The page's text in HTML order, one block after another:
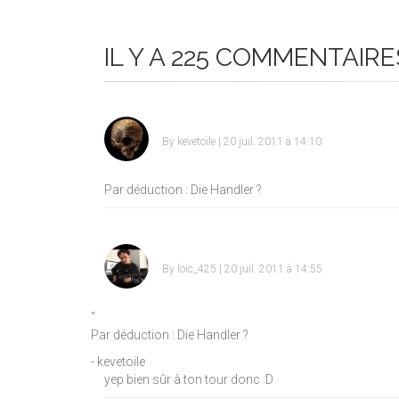
IL Y A 225
By kevetoile | 20 juil. 2011 à 14:10
Par déduction : Die Handler ?
By loic_425 | 20 juil. 2011 à 14:55
“
Par déduction : Die Handler ?
- kevetoile
yep bien sûr à ton tour donc :D